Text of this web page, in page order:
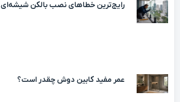
رایج‌ترین خطاهای نصب بالکن شیشه‌ای
عمر مفید کابین دوش چقدر است؟